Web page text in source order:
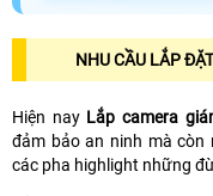
NHU CẦU LẮP
Hiện nay Lắp camera
đảm bảo an ninh mà còn
các pha highlight những